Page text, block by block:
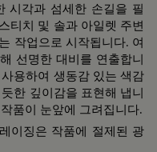
시각과 섬세한 손길을 필
티치 및 솔과 아일렛 주변
작업으로 시작됩니다. 여
선명한 대비를 연출합니
용하여 생동감 있는 색감
한 깊이감을 표현해 냅니
품이 눈앞에 그려집니다.
이징은 작품에 절제된 광